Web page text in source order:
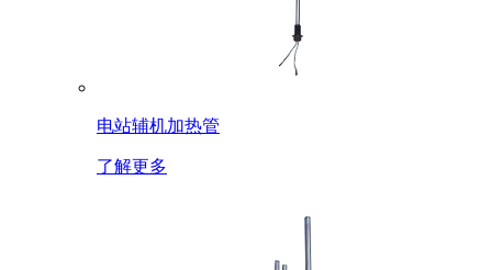
电站辅机加热管
了解更多